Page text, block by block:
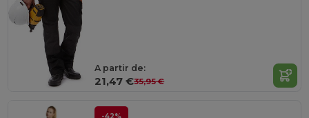
A partir de:
21,47 €35,95 €